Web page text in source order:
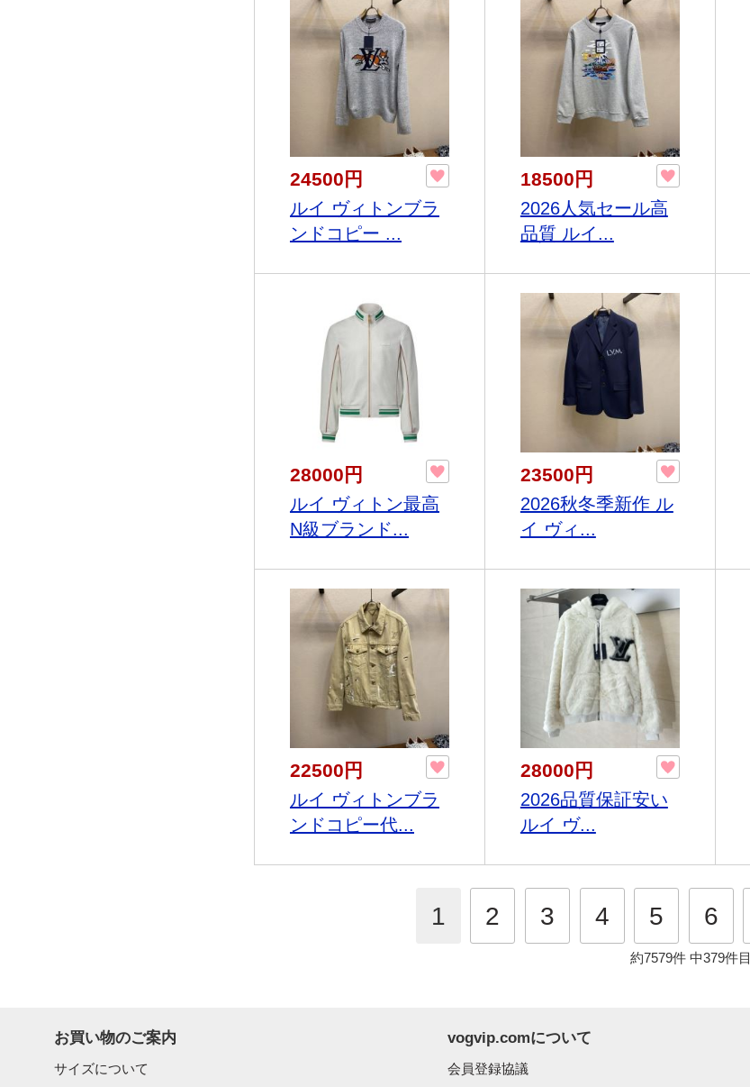
24500円
ルイ ヴィトンブラ
ンドコピー ...
18500円
2026人気セール高
品質 ルイ...
28000円
ルイ ヴィトン最高
N級ブランド...
23500円
2026秋冬季新作 ル
イ ヴィ...
22500円
ルイ ヴィトンブラ
ンドコピー代...
28000円
2026品質保証安い
ルイ ヴ...
1 2 3 4 5 6
約7579件 中379件目
お買い物のご案内
サイズについて
vogvip.comについて
会員登録協議